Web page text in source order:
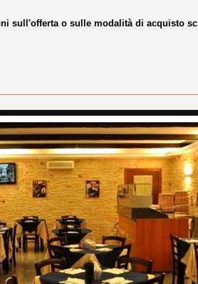
sull'offerta o sulle modalità di acquisto